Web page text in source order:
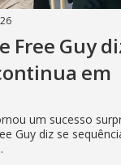
Free Guy
em
um sucesso
Guy diz se